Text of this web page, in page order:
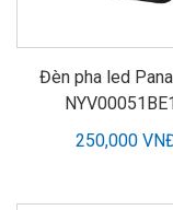
Đèn pha led
250,000